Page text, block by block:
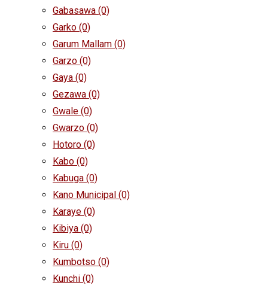
Gabasawa (0)
Garko (0)
Garum Mallam (0)
Garzo (0)
Gaya (0)
Gezawa (0)
Gwale (0)
Gwarzo (0)
Hotoro (0)
Kabo (0)
Kabuga (0)
Kano Municipal (0)
Karaye (0)
Kibiya (0)
Kiru (0)
Kumbotso (0)
Kunchi (0)